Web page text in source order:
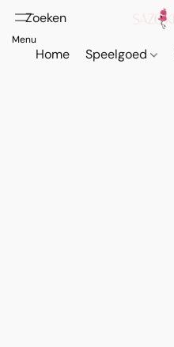
Home Speelgoed